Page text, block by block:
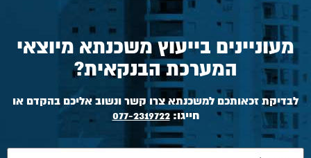
מעוניינים בייעוץ משכנתא מיוצאי
המערכת הבנקאית?
לבדיקת זכאותכם למשכנתא צרו קשר ונשוב אליכם בהקדם או
חייגו:077-2319722